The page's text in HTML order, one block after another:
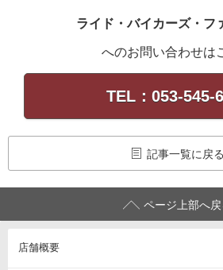
ライド・バイカーズ・フ
へのお問い合わせは
TEL：053-545-
記事一覧に戻る
ページ上部へ戻
店舗概要